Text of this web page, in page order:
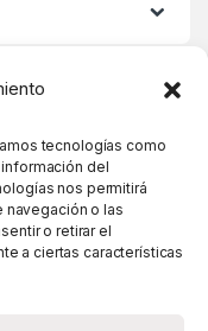
tecnologías como
del
nos permitirá
o las
o retirar el
a ciertas características